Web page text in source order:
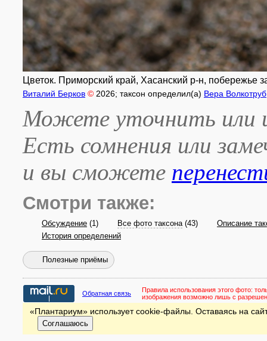
Цветок. Приморский край, Хасанский р-н, побережье
Виталий Берков © 2026; таксон определил(а) Вера Волкотруб
Можете уточнить или
Есть сомнения или
и вы сможете
Смотри также:
Обсуждение (1) Все фото таксона(43)
Описание
История определений
Полезные приёмы
Обратная связь Правила использования этого фото:
изображения возможно лишь с
«Плантариум» использует cookie-файлы. Оставаясь на
Соглашаюсь